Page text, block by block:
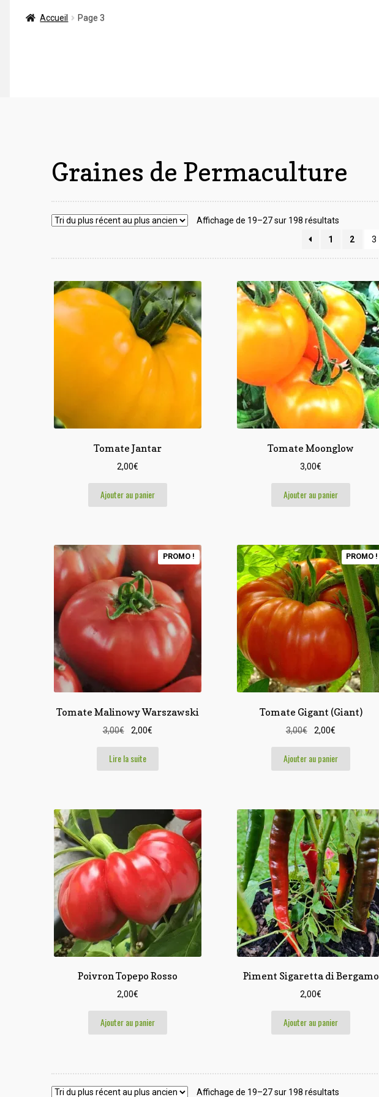
Accueil Page 3
Graines de Permaculture
Affichage de 19–27 sur 198 résultatsTrié
récent
plus
ancien
1 2 3
Tomate Jantar
2,00€
Ajouter au panier
Tomate Moonglow
3,00€
Ajouter au panier
Tomate Malinowy Warszawski
PROMO !
3,00€
Le
initial
était :
2,00€
est :
Lire la suite
Tomate Gigant (Giant)
PROMO !
3,00€
Le
initial
était :
2,00€
actuel
est :
Ajouter au panier
Poivron Topepo Rosso
2,00€
Ajouter au panier
Piment Sigaretta di Bergamo
2,00€
Ajouter au panier
Affichage de 19–27 sur 198 résultatsTrié